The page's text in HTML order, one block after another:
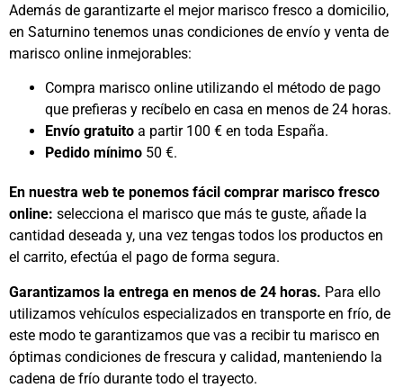
Además de garantizarte el mejor marisco fresco a domicilio,
en Saturnino tenemos unas condiciones de envío y venta de
marisco online inmejorables:
Compra marisco online utilizando el método de pago
que prefieras y recíbelo en casa en menos de 24 horas.
Envío gratuito a partir 100 € en toda España.
Pedido mínimo 50 €.
En nuestra web te ponemos fácil comprar marisco fresco
online: selecciona el marisco que más te guste, añade la
cantidad deseada y, una vez tengas todos los productos en
el carrito, efectúa el pago de forma segura.
Garantizamos la entrega en menos de 24 horas. Para ello
utilizamos vehículos especializados en transporte en frío, de
este modo te garantizamos que vas a recibir tu marisco en
óptimas condiciones de frescura y calidad, manteniendo la
cadena de frío durante todo el trayecto.